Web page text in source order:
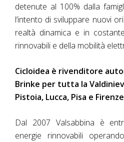
detenute al 100% dalla
l’intento di sviluppare nuovi
realtà dinamica e in
rinnovabili e della mobilità
Cicloidea è rivenditore
Brinke per tutta la
Pistoia, Lucca, Pisa e
Dal 2007 Valsabbina è
energie rinnovabili